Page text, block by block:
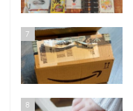
7
8